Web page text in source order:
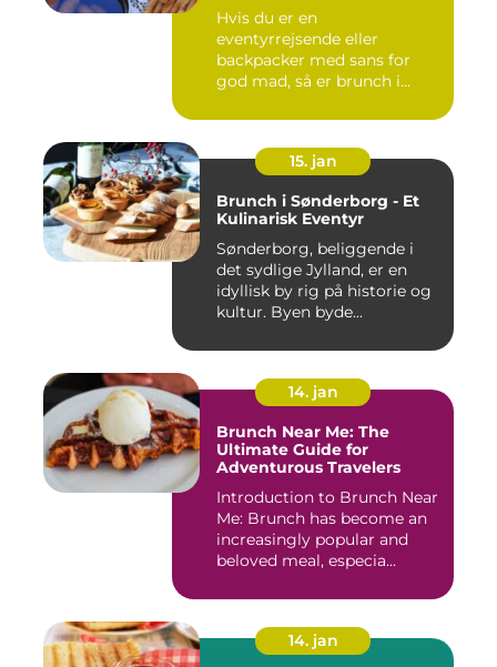
Hvis du er en
eventyrrejsende eller
backpacker med sans for
god mad, så er brunch i
15. jan
Brunch i Sønderborg - Et
Kulinarisk Eventyr
Sønderborg, beliggende i
det sydlige Jylland, er en
idyllisk by rig på historie og
kultur. Byen byde...
14. jan
Brunch Near Me: The
Ultimate Guide for
Adventurous Travelers
Introduction to Brunch Near
Me: Brunch has become an
increasingly popular and
beloved meal, especia...
14. jan